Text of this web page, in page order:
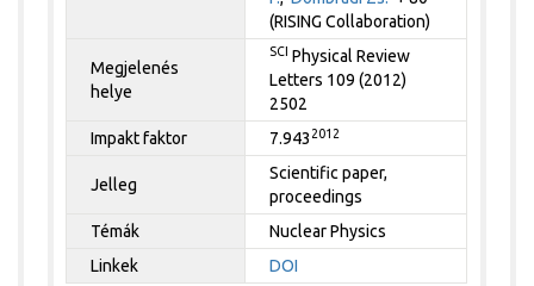
(RISING Collaboration)
Megjelenés
helye
SCI Physical Review
Letters 109 (2012)
2502
Impakt faktor
7.943 2012
Jelleg
Scientific paper,
proceedings
Témák
Nuclear Physics
Linkek
DOI